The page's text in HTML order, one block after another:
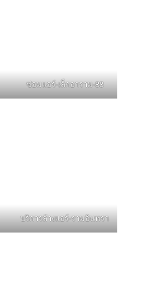
ซ่อมแอร์-เล็กอาราม-88
บริการล้างแอร์-รามอินทรา